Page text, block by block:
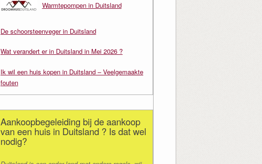
Warmtepompen in Duitsland
De schoorsteenveger in Duitsland
Wat verandert er in Duitsland in Mei 2026 ?
Ik wil een huis kopen in Duitsland – Veelgemaakte
fouten
Aankoopbegeleiding bij de aankoop
van een huis in Duitsland ? Is dat wel
nodig?